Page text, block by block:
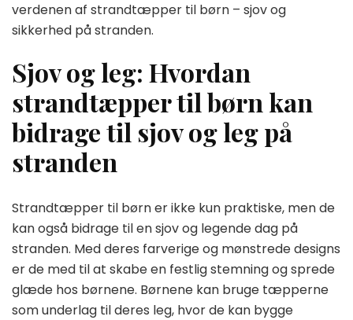
verdenen af strandtæpper til børn – sjov og
sikkerhed på stranden.
Sjov og leg: Hvordan
strandtæpper til børn kan
bidrage til sjov og leg på
stranden
Strandtæpper til børn er ikke kun praktiske, men de
kan også bidrage til en sjov og legende dag på
stranden. Med deres farverige og mønstrede designs
er de med til at skabe en festlig stemning og sprede
glæde hos børnene. Børnene kan bruge tæpperne
som underlag til deres leg, hvor de kan bygge